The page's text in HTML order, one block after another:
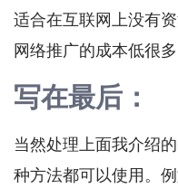
适合在互联网上没有
网络推广的成本低很多
写在最后：
当然处理上面我介绍
种方法都可以使用。